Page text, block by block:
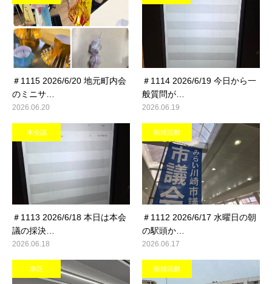
＃1115 2026/6/20 地元町内会
のミニサ…
2026.06.20
＃1114 2026/6/19 今日から一
般質問が…
2026.06.19
本会議
＃1113 2026/6/18 本日は本会
議の採決…
2026.06.18
街頭活動
＃1112 2026/6/17 水曜日の朝
の駅頭か…
2026.06.17
幸区 街頭活動